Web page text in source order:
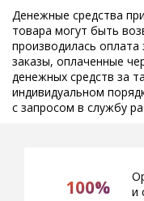
Денежные средства
товара могут быть
производилась
заказы, оплаченные
денежных средств за
индивидуальном
с запросом в службу
100%
и